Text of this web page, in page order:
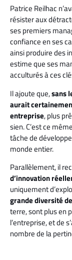
Patrice Reilhac
résister aux
ses premiers
confiance en ses
ainsi produire des
estime que ses
acculturés à ces
Il ajoute que,sans
aurait
entreprise, plus
sien. C’est ce
tâche de
monde entier.
Parallèlement, il
d’innovation
uniquement
grande diversité
terre, sont plus en
l’entreprise, et de
nombre de la